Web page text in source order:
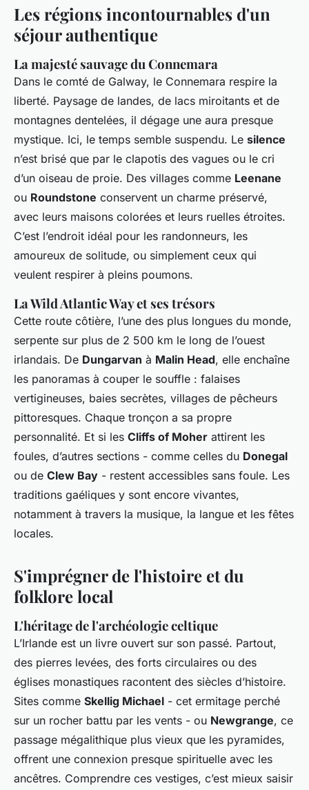
Les régions incontournables d'un
séjour authentique
La majesté sauvage du Connemara
Dans le comté de Galway, le Connemara respire la
liberté. Paysage de landes, de lacs miroitants et de
montagnes dentelées, il dégage une aura presque
mystique. Ici, le temps semble suspendu. Le silence
n’est brisé que par le clapotis des vagues ou le cri
d’un oiseau de proie. Des villages comme Leenane
ou Roundstone conservent un charme préservé,
avec leurs maisons colorées et leurs ruelles étroites.
C’est l’endroit idéal pour les randonneurs, les
amoureux de solitude, ou simplement ceux qui
veulent respirer à pleins poumons.
La Wild Atlantic Way et ses trésors
Cette route côtière, l’une des plus longues du monde,
serpente sur plus de 2 500 km le long de l’ouest
irlandais. De Dungarvan à Malin Head, elle enchaîne
les panoramas à couper le souffle : falaises
vertigineuses, baies secrètes, villages de pêcheurs
pittoresques. Chaque tronçon a sa propre
personnalité. Et si les Cliffs of Moher attirent les
foules, d’autres sections - comme celles du Donegal
ou de Clew Bay - restent accessibles sans foule. Les
traditions gaéliques y sont encore vivantes,
notamment à travers la musique, la langue et les fêtes
locales.
S'imprégner de l'histoire et du
folklore local
L'héritage de l'archéologie celtique
L’Irlande est un livre ouvert sur son passé. Partout,
des pierres levées, des forts circulaires ou des
églises monastiques racontent des siècles d’histoire.
Sites comme Skellig Michael - cet ermitage perché
sur un rocher battu par les vents - ou Newgrange, ce
passage mégalithique plus vieux que les pyramides,
offrent une connexion presque spirituelle avec les
ancêtres. Comprendre ces vestiges, c’est mieux saisir